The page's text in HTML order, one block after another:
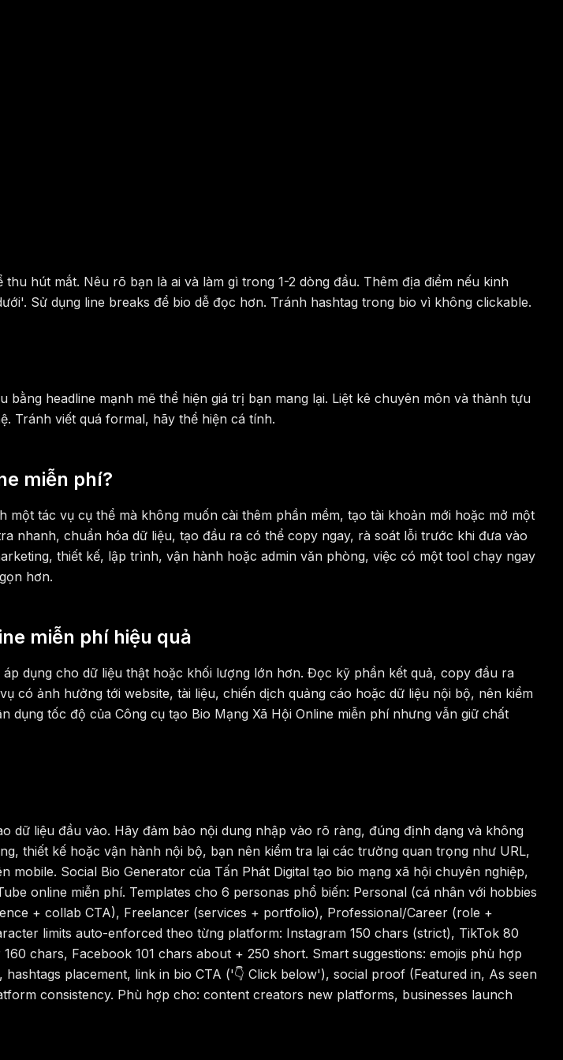
hút mắt. Nêu rõ bạn là ai và làm gì trong 1-2 dòng đầu. Thêm địa điểm nếu kinh
Sử dụng line breaks để bio dễ đọc hơn. Tránh hashtag trong bio vì không clickable.
headline mạnh mẽ thể hiện giá trị bạn mang lại. Liệt kê chuyên môn và thành tựu
Tránh viết quá formal, hãy thể hiện cá tính.
miễn phí?
tác vụ cụ thể mà không muốn cài thêm phần mềm, tạo tài khoản mới hoặc mở một
nhanh, chuẩn hóa dữ liệu, tạo đầu ra có thể copy ngay, rà soát lỗi trước khi đưa vào
thiết kế, lập trình, vận hành hoặc admin văn phòng, việc có một tool chạy ngay
hơn.
miễn phí hiệu quả
dụng cho dữ liệu thật hoặc khối lượng lớn hơn. Đọc kỹ phần kết quả, copy đầu ra
có ảnh hưởng tới website, tài liệu, chiến dịch quảng cáo hoặc dữ liệu nội bộ, nên kiểm
tốc độ của Công cụ tạo Bio Mạng Xã Hội Online miễn phí nhưng vẫn giữ chất
liệu đầu vào. Hãy đảm bảo nội dung nhập vào rõ ràng, đúng định dạng và không
thiết kế hoặc vận hành nội bộ, bạn nên kiểm tra lại các trường quan trọng như URL,
Social Bio Generator của Tấn Phát Digital tạo bio mạng xã hội chuyên nghiệp,
online miễn phí. Templates cho 6 personas phổ biến: Personal (cá nhân với hobbies
+ collab CTA), Freelancer (services + portfolio), Professional/Career (role +
limits auto-enforced theo từng platform: Instagram 150 chars (strict), TikTok 80
chars, Facebook 101 chars about + 250 short. Smart suggestions: emojis phù hợp
placement, link in bio CTA ('👇 Click below'), social proof (Featured in, As seen
consistency. Phù hợp cho: content creators new platforms, businesses launch